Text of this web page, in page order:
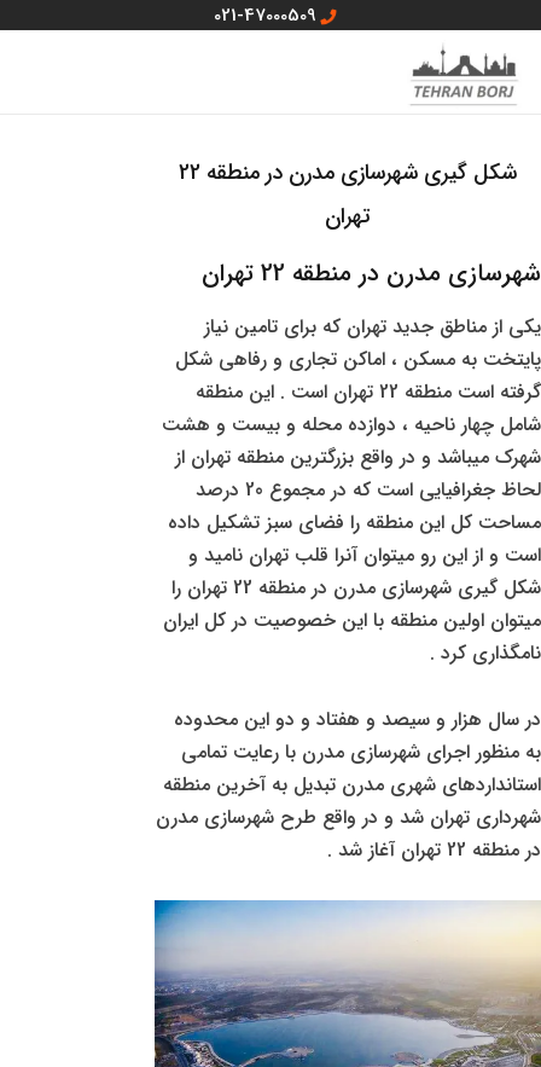
محتوا
021-47000509
شکل گیری شهرسازی مدرن در منطقه 22
تهران
شهرسازی مدرن در منطقه 22 تهران
یکی از مناطق جدید تهران که برای تامین نیاز
پایتخت به مسکن ، اماکن تجاری و رفاهی شکل
گرفته است منطقه 22 تهران است . این منطقه
شامل چهار ناحیه ، دوازده محله و بیست و هشت
شهرک میباشد و در واقع بزرگترین منطقه تهران از
لحاظ جغرافیایی است که در مجموع 20 درصد
مساحت کل این منطقه را فضای سبز تشکیل داده
است و از این رو میتوان آنرا قلب تهران نامید و
شکل گیری شهرسازی مدرن در منطقه 22 تهران را
میتوان اولین منطقه با این خصوصیت در کل ایران
نامگذاری کرد .
در سال هزار و سیصد و هفتاد و دو این محدوده
به منظور اجرای شهرسازی مدرن با رعایت تمامی
استانداردهای شهری مدرن تبدیل به آخرین منطقه
شهرداری تهران شد و در واقع طرح شهرسازی مدرن
در منطقه 22 تهران آغاز شد .